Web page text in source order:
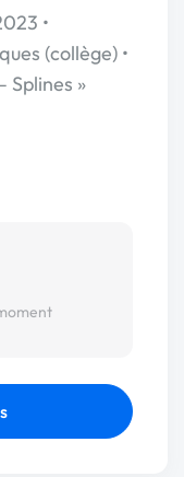
•
(collège) •
Splines »